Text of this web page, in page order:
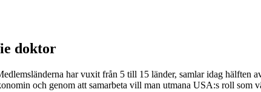
doktor
har vuxit från 5 till 15 länder, samlar idag hälften
och genom att samarbeta vill man utmana USA:s roll som